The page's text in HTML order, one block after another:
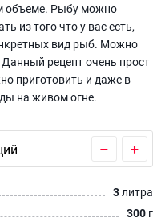
объеме. Рыбу можно
из того что у вас есть,
вид рыб. Можно
рецепт очень прост
приготовить и даже в
на живом огне.
– +
3литра
300 г